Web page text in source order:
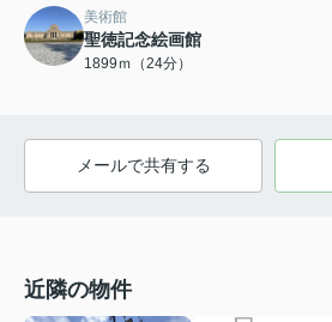
美術館
聖徳記念絵画館
1899ｍ（24分）
メールで共有する
近隣の物件